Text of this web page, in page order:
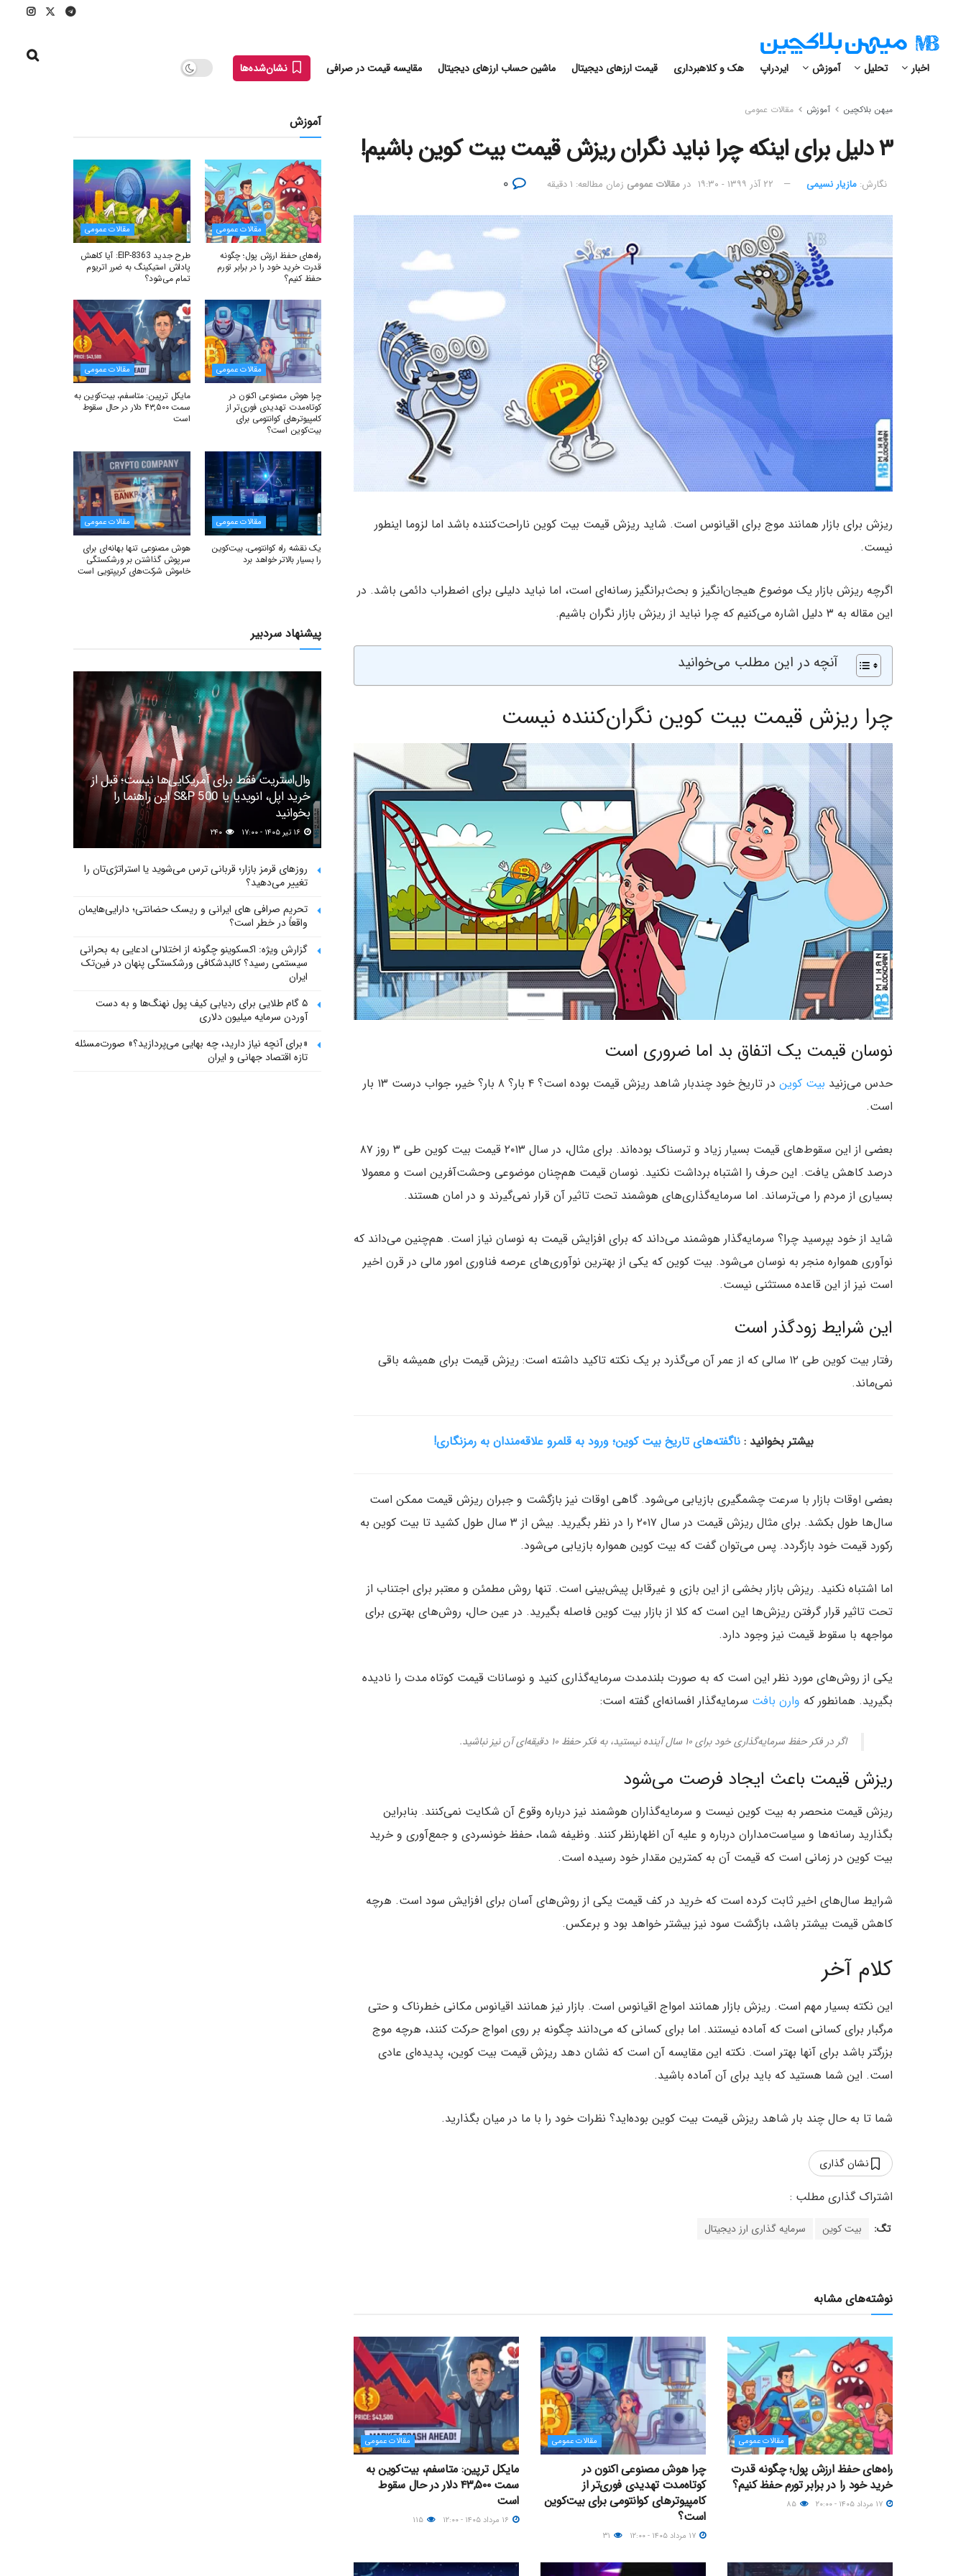
اخبار تحلیل آموزش ایردراپ هک و کلاهبرداری قیمت ارزهای دیجیتال ماشین حساب ارزهای دیجیتال مقایسه قیمت در صرافی نشان‌شده‌ها
میهن بلاکچین آموزش مقالات عمومی
۳ دلیل برای اینکه چرا نباید نگران ریزش قیمت بیت کوین باشیم!
نگارش:‌ مازیار نسیمی ۲۲ آذر ۱۳۹۹ - ۱۹:۳۰ در مقالات عمومی زمان مطالعه: ۱ دقیقه
ریزش برای بازار همانند موج برای اقیانوس است. شاید ریزش قیمت بیت کوین ناراحت‌کننده باشد اما لزوما اینطور
نیست.
اگرچه ریزش بازار یک موضوع هیجان‌انگیز و بحث‌برانگیز رسانه‌ای است، اما نباید دلیلی برای اضطراب دائمی باشد. در
این مقاله به ۳ دلیل اشاره می‌کنیم که چرا نباید از ریزش بازار نگران باشیم.
آنچه در این مطلب می‌خوانید
چرا ریزش قیمت بیت کوین نگران‌کننده نیست
نوسان قیمت یک اتفاق بد اما ضروری است
حدس می‌زنید بیت کوین
در تاریخ خود چندبار شاهد ریزش قیمت بوده است؟ ۴ بار؟ ۸ بار؟ خیر، جواب درست ۱۳ بار
است.
بعضی از این سقوط‌های قیمت بسیار زیاد و ترسناک بوده‌اند. برای مثال، در سال ۲۰۱۳ قیمت بیت کوین طی ۳ روز ۸۷
درصد کاهش یافت. این حرف را اشتباه برداشت نکنید. نوسان قیمت هم‌چنان موضوعی وحشت‌آفرین است و معمولا
بسیاری از مردم را می‌ترساند. اما سرمایه‌گذاری‌های هوشمند تحت تاثیر آن قرار نمی‌گیرند و در امان هستند.
شاید از خود بپرسید چرا؟ سرمایه‌گذار هوشمند می‌داند که برای افزایش قیمت به نوسان نیاز است. هم‌چنین می‌داند که
نوآوری همواره منجر به نوسان می‌شود. بیت کوین که یکی از بهترین نوآوری‌های عرصه فناوری امور مالی در قرن اخیر
است نیز از این قاعده مستثنی نیست.
این شرایط زودگذر است
رفتار بیت کوین طی ۱۲ سالی که از عمر آن می‌گذرد بر یک نکته تاکید داشته است: ریزش قیمت برای همیشه باقی
نمی‌ماند.
بیشتر بخوانید :ناگفته‌های تاریخ بیت کوین؛ ورود به قلمرو علاقه‌مندان به رمزنگاری!
بعضی اوقات بازار با سرعت چشمگیری بازیابی می‌شود. گاهی اوقات نیز بازگشت و جبران ریزش قیمت ممکن است
سال‌ها طول بکشد. برای مثال ریزش قیمت در سال ۲۰۱۷ را در نظر بگیرید. بیش از ۳ سال طول کشید تا بیت کوین به
رکورد قیمت خود بازگردد. پس می‌توان گفت که بیت کوین همواره بازیابی می‌شود.
اما اشتباه نکنید. ریزش بازار بخشی از این بازی و غیرقابل پیش‌بینی است. تنها روش مطمئن و معتبر برای اجتناب از
تحت تاثیر قرار گرفتن ریزش‌ها این است که کلا از بازار بیت کوین فاصله بگیرید. در عین حال، روش‌های بهتری برای
مواجهه با سقوط قیمت نیز وجود دارد.
یکی از روش‌های مورد نظر این است که به صورت بلندمدت سرمایه‌گذاری کنید و نوسانات قیمت کوتاه مدت را نادیده
بگیرید. همانطور که وارن بافت سرمایه‌گذار افسانه‌ای گفته است:
اگر در فکر حفظ سرمایه‌گذاری خود برای ۱۰ سال آینده نیستید، به فکر حفظ ۱۰ دقیقه‌ای آن نیز نباشید.
ریزش قیمت باعث ایجاد فرصت می‌شود
ریزش قیمت منحصر به بیت کوین نیست و سرمایه‌گذاران هوشمند نیز درباره وقوع آن شکایت نمی‌کنند. بنابراین
بگذارید رسانه‌ها و سیاست‌مداران درباره و علیه آن اظهارنظر کنند. وظیفه شما، حفظ خونسردی و جمع‌آوری و خرید
بیت کوین در زمانی است که قیمت آن به کمترین مقدار خود رسیده است.
شرایط سال‌های اخیر ثابت کرده است که خرید در کف قیمت یکی از روش‌های آسان برای افزایش سود است. هرچه
کاهش قیمت بیشتر باشد، بازگشت سود نیز بیشتر خواهد بود و برعکس.
کلام آخر
این نکته بسیار مهم است. ریزش بازار همانند امواج اقیانوس است. بازار نیز همانند اقیانوس مکانی خطرناک و حتی
مرگبار برای کسانی است که آماده نیستند. اما برای کسانی که می‌دانند چگونه بر روی امواج حرکت کنند، هرچه موج
بزرگتر باشد برای آنها بهتر است. نکته‌ این مقایسه آن است که نشان دهد ریزش قیمت بیت کوین، پدیده‌ای عادی
است. این شما هستید که باید برای آن آماده باشید.
شما تا به حال چند بار شاهد ریزش قیمت بیت کوین بود‌ه‌اید؟ نظرات خود را با ما در میان بگذارید.
نشان گذاری
تگ: بیت کوین سرمایه گذاری ارز دیجیتال
نوشته‌های مشابه
مقالات عمومی
راه‌های حفظ ارزش پول؛ چگونه قدرت
خرید خود را در برابر تورم حفظ کنیم؟
مقالات عمومی
چرا هوش مصنوعی اکنون در
کوتاه‌مدت تهدیدی فوری‌تر از
کامپیوترهای کوانتومی برای بیت‌کوین
است؟
مقالات عمومی
مایکل ترپین: متاسفم، بیت‌کوین به
سمت ۴۳,۵۰۰ دلار در حال سقوط
است
آموزش
مقالات عمومی
راه‌های حفظ ارزش پول؛ چگونه
قدرت خرید خود را در برابر تورم
حفظ کنیم؟
مقالات عمومی
طرح جدید EIP-8363: آیا کاهش
پاداش استیکینگ به ضرر اتریوم
تمام می‌شود؟
مقالات عمومی
چرا هوش مصنوعی اکنون در
کوتاه‌مدت تهدیدی فوری‌تر از
کامپیوترهای کوانتومی برای
بیت‌کوین است؟
مقالات عمومی
مایکل ترپین: متاسفم، بیت‌کوین به
سمت ۴۳,۵۰۰ دلار در حال سقوط
است
مقالات عمومی
یک نقشه راه کوانتومی، بیت‌کوین
را بسیار بالاتر خواهد برد
مقالات عمومی
هوش مصنوعی تنها بهانه‌ای برای
سرپوش گذاشتن بر ورشکستگی
خاموش شرکت‌های کریپتویی است
پیشنهاد سردبیر
وال‌استریت فقط برای آمریکایی‌ها نیست؛ قبل از
خرید اپل، انویدیا یا S&P 500 این راهنما را
بخوانید
روزهای قرمز بازار؛ قربانی ترس می‌شوید یا استراتژی‌تان را
تغییر می‌دهید؟
تحریم صرافی های ایرانی و ریسک حضانتی؛ دارایی‌هایمان
واقعاً در خطر است؟
گزارش ویژه: اکسکوینو چگونه از اختلالی ادعایی به بحرانی
سیستمی رسید؟ کالبدشکافی ورشکستگی پنهان در فین‌تک
ایران
۵ گام طلایی برای ردیابی کیف پول‌ نهنگ‌ها و به دست
آوردن سرمایه میلیون دلاری
«برای آنچه نیاز دارید، چه بهایی می‌پردازید؟» صورت‌مسئله
تازه اقتصاد جهانی و ایران